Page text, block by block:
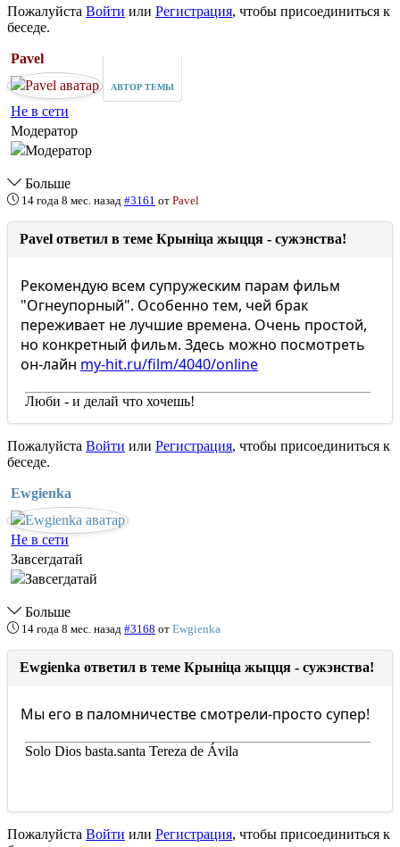
Пожалуйста Войти или Регистрация, чтобы присоединиться к
беседе.
Pavel
АВТОР ТЕМЫ
Не в сети
Модератор
Больше
14 года 8 мес. назад #3161 от Pavel
Pavel ответил в теме Крыніца жыцця - сужэнства!
Рекомендую всем супружеским парам фильм
"Огнеупорный". Особенно тем, чей брак
переживает не лучшие времена. Очень простой,
но конкретный фильм. Здесь можно посмотреть
он-лайн my-hit.ru/film/4040/online
Люби - и делай что хочешь!
Пожалуйста Войти или Регистрация, чтобы присоединиться к
беседе.
Ewgienka
Не в сети
Завсегдатай
Больше
14 года 8 мес. назад #3168 от Ewgienka
Ewgienka ответил в теме Крыніца жыцця - сужэнства!
Мы его в паломничестве смотрели-просто супер!
Solo Dios basta.santa Tereza de Ávila
Пожалуйста Войти или Регистрация, чтобы присоединиться к